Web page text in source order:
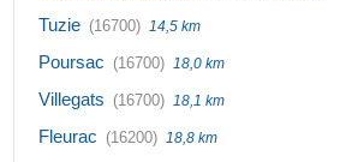
Tuzie (16700) 14,5 km
Poursac (16700) 18,0 km
Villegats (16700) 18,1 km
Fleurac (16200) 18,8 km